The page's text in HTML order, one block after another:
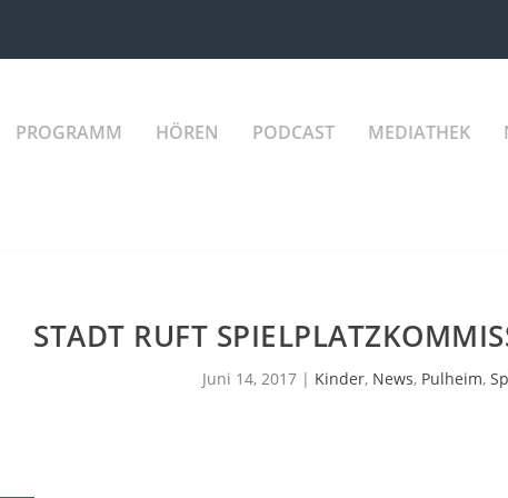
PROGRAMM HÖREN PODCAST MEDIATHEK
STADT RUFT
Juni 14, 2017 | Kinder, News, Pulheim,